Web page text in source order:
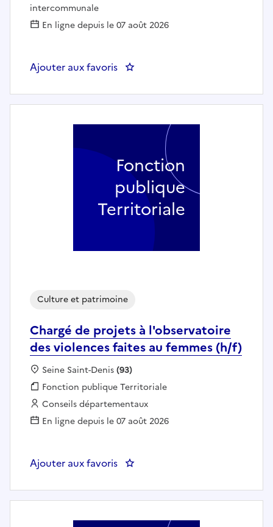
intercommunale
En ligne depuis le 07 août 2026
Ajouter aux favoris : Adjoint de coordination et de
Chargé de projets à l'observatoire
des violences faites au femmes (h/f)
Culture et patrimoine
Localisation :
Seine Saint-Denis(93)
Fonction publique :
Fonction publique Territoriale
Employeur :
Conseils départementaux
En ligne depuis le 07 août 2026
Ajouter aux favoris : Chargé de projets à
Fonction
publique
Territoriale